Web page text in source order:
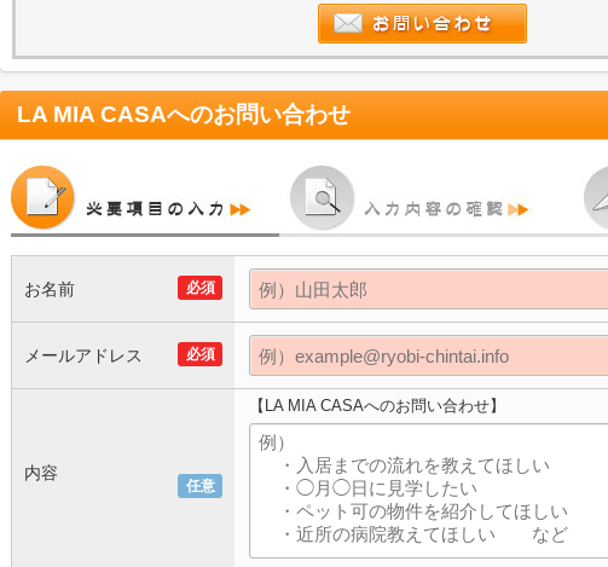
LA MIA CASAへのお問い合わせ
必須
お名前
必須
メールアドレス
任意
内容
【LA MIA CASAへのお問い合わせ】